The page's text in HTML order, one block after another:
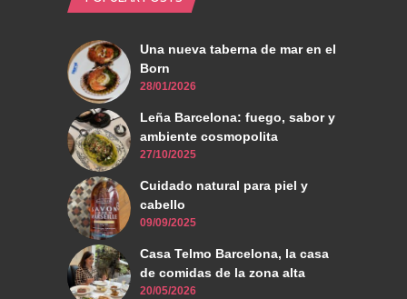
Una nueva taberna de mar en el
Born
28/01/2026
Leña Barcelona: fuego, sabor y
ambiente cosmopolita
27/10/2025
Cuidado natural para piel y
cabello
09/09/2025
Casa Telmo Barcelona, la casa
de comidas de la zona alta
20/05/2026